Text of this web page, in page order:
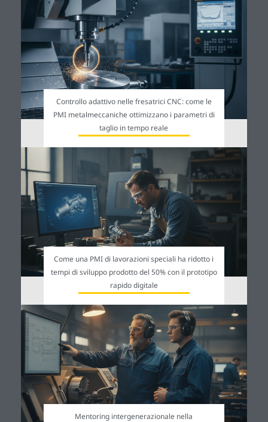
Controllo adattivo nelle fresatrici CNC: come le
PMI metalmeccaniche ottimizzano i parametri di
taglio in tempo reale
Come una PMI di lavorazioni speciali ha ridotto i
tempi di sviluppo prodotto del 50% con il prototipo
rapido digitale
Mentoring intergenerazionale nella